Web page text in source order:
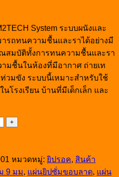
System ระบบผนังและ
รถทนความชื้นและราได้อย่างมี
สมบัติทั้งการทนความชื้นและรา
มชื้นในห้องที่มีอากาศ ถ่ายเท
มขัง ระบบนี้เหมาะสำหรับใช้
โรงเรียน บ้านที่มีเด็กเล็ก และ
หมวดหมู่: ยิปรอค, สินค้า
9 มม, แผ่นยิปซั่มขอบลาด, แผ่น